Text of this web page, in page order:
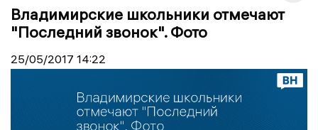
Владимирские школьники отмечают
"Последний звонок". Фото
25/05/2017 14:22